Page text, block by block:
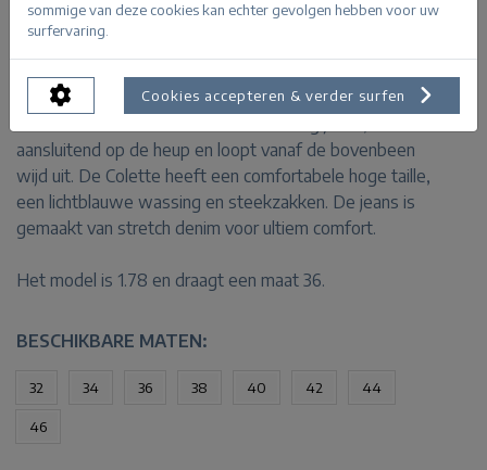
PRODUCTINFORMATIE
aansluitend op de heup en loopt vanaf de bovenbeen
wijd uit. De Colette heeft een comfortabele hoge taille,
een lichtblauwe wassing en steekzakken. De jeans is
gemaakt van stretch denim voor ultiem comfort.
Het model is 1.78 en draagt een maat 36.
BESCHIKBARE MATEN:
32 34 36 38 40 42 44
46
sommige van deze cookies kan echter gevolgen hebben voor uw
surfervaring.
Cookies accepteren & verder surfen